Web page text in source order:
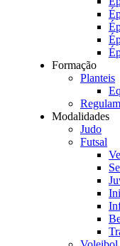
Formação
Planteis
Modalidades
Judo
Futsal